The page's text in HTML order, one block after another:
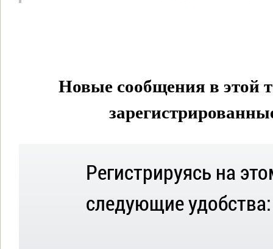
Новые сообщения в этой
Регистрируясь на
следующие удобства: